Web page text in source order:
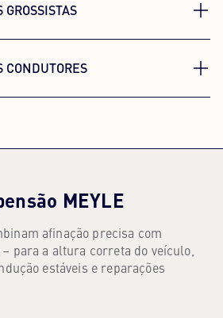
Menos variantes,
CONDUTORES
contra a corrosão – para uma
MEYLE
MEYLE
afinação precisa com
para a altura correta do veículo,
estáveis e reparações